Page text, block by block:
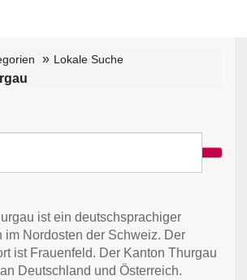
Lokale Suche
ist ein deutschsprachiger
im Nordosten der Schweiz. Der
ist Frauenfeld. Der Kanton Thurgau
Deutschland und Österreich.